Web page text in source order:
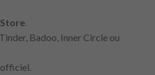
.
Badoo, Inner Circle ou